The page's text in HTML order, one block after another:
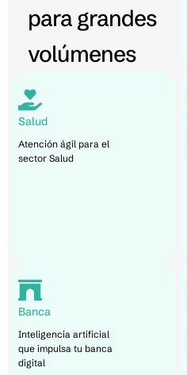
para grandes
volúmenes
Salud
Atención ágil para el
sector Salud
Banca
Inteligencia artificial
que impulsa tu banca
digital